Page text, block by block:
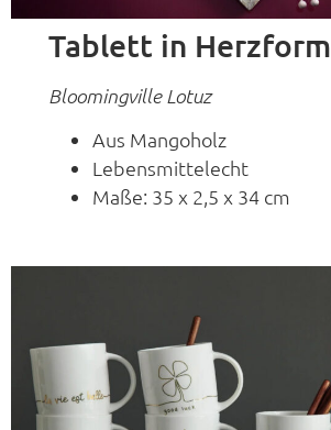
Tablett in Herzform
Bloomingville Lotuz
Aus Mangoholz
Lebensmittelecht
Maße: 35 x 2,5 x 34 cm